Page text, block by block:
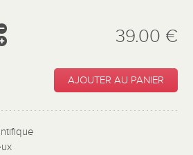
39.00 €
AJOUTER AU PANIER